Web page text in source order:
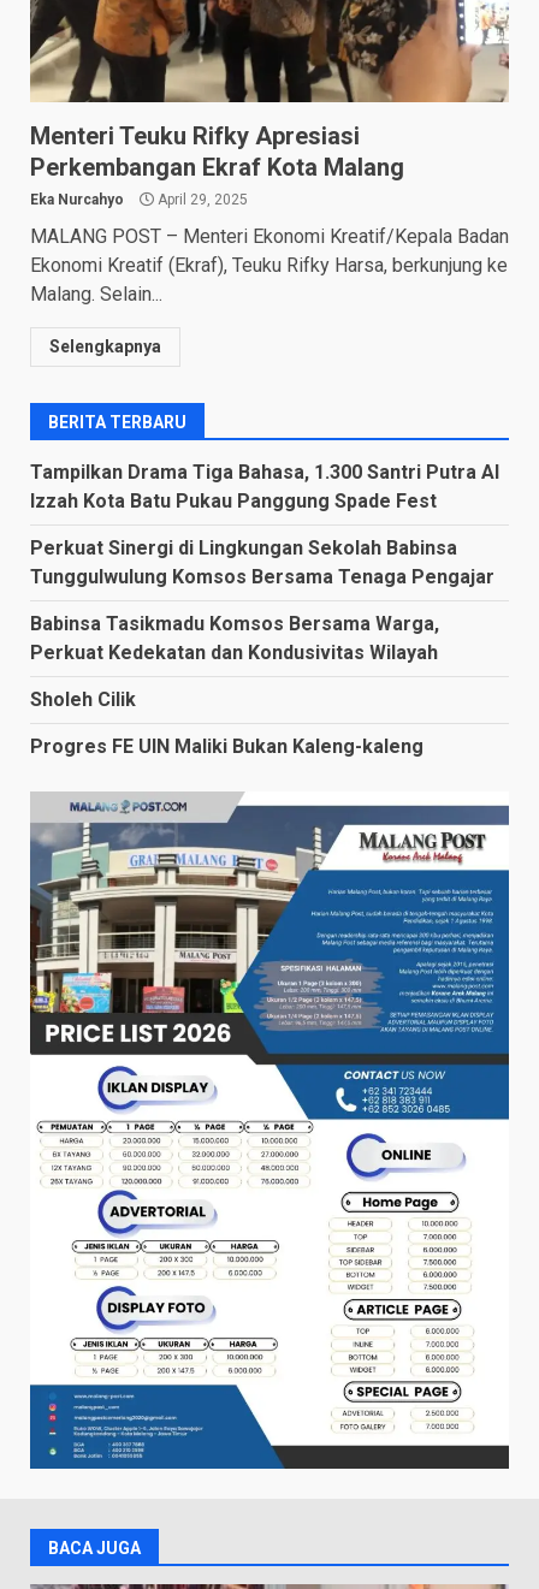
Menteri Teuku Rifky Apresiasi
Perkembangan Ekraf Kota Malang
Eka Nurcahyo April 29, 2025
MALANG POST – Menteri Ekonomi Kreatif/Kepala Badan
Ekonomi Kreatif (Ekraf), Teuku Rifky Harsa, berkunjung ke
Malang. Selain...
Selengkapnya
BERITA TERBARU
Tampilkan Drama Tiga Bahasa, 1.300 Santri Putra Al
Izzah Kota Batu Pukau Panggung Spade Fest
Perkuat Sinergi di Lingkungan Sekolah Babinsa
Tunggulwulung Komsos Bersama Tenaga Pengajar
Babinsa Tasikmadu Komsos Bersama Warga,
Perkuat Kedekatan dan Kondusivitas Wilayah
Sholeh Cilik
Progres FE UIN Maliki Bukan Kaleng-kaleng
BACA JUGA